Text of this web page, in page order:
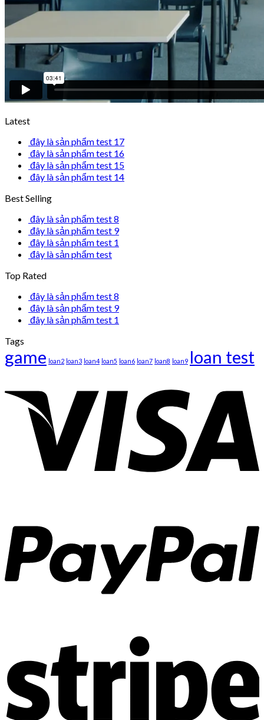
Latest
đây là sản phẩm test 17
đây là sản phẩm test 16
đây là sản phẩm test 15
đây là sản phẩm test 14
Best Selling
đây là sản phẩm test 8
đây là sản phẩm test 9
đây là sản phẩm test 1
đây là sản phẩm test
Top Rated
đây là sản phẩm test 8
đây là sản phẩm test 9
đây là sản phẩm test 1
Tags
game loan2 loan3 loan4 loan5 loan6 loan7 loan8 loan9 loan test